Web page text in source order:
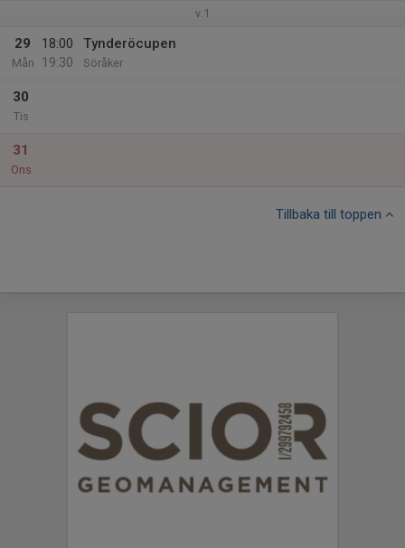
v.1
29
Mån
18:00
19:30
Tynderöcupen
Söråker
30
Tis
31
Ons
Tillbaka till toppen